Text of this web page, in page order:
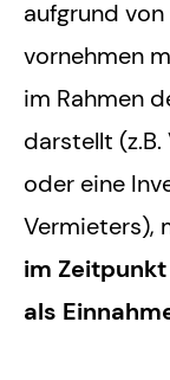
aufgrund
vornehmen
im Rahmen
darstellt
oder eine
Vermieters),
im
als